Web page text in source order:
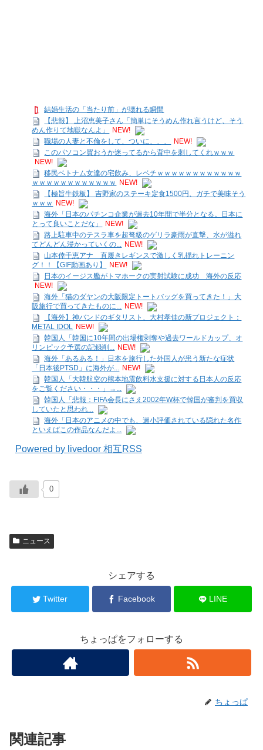
結婚生活の「当たり前」が壊れる瞬間
【悲報】 上沼恵美子さん「簡単にそうめん作れ言うけど、そう
めん作りて地獄なんよ」
NEW!
職場の人妻と不倫をして、ついに、、、
NEW!
このパソコン買おうか迷ってるから背中を刺してくれｗｗｗ
NEW!
移民ベトナム女達の宅飲み、レベチｗｗｗｗｗｗｗｗｗｗｗｗ
ｗｗｗｗｗｗｗｗｗｗｗｗ
NEW!
【極旨牛鉄板】 吉野家のステーキ定食1500円、ガチで美味そう
ｗｗｗ
NEW!
海外「日本のパチンコ企業が過去10年間で半分となる。日本に
とって良いことだな」
NEW!
路上駐車中のテスラ車を超弩級のゲリラ豪雨が直撃、水が溢れ
てどんどん浸かっていくの... NEW!
山本倖千恵アナ 直履きレギンスで激しく乳揺れトレーニン
グ！！【GIF動画あり】
NEW!
日本のイージス艦がトマホークの実射試験に成功 海外の反応
NEW!
海外「猫のダヤンの大阪限定トートバッグを買ってきた！」大
阪旅行で買ってきたものに... NEW!
【海外】神バンドのギタリスト、大村孝佳の新プロジェクト：
METAL IDOL NEW!
韓国人「韓国に10年間の出場権剥奪や過去ワールドカップ、オ
リンピック予選の記録削... NEW!
海外「あるある！」日本を旅行した外国人が患う新たな症状
「日本後PTSD」に海外が... NEW!
韓国人「大韓航空の熊本地震飲料水支援に対する日本人の反応
をご覧ください・・・」→...
韓国人「悲報：FIFA会長にさえ2002年W杯で韓国が審判を買収
していたと思われ...
海外「日本のアニメの中でも、過小評価されている隠れた名作
といえばこの作品なんだよ...
Powered by livedoor 相互RSS
0
ニュース
シェアする
Twitter Facebook LINE
ちょっぱをフォローする
ちょっぱ
関連記事